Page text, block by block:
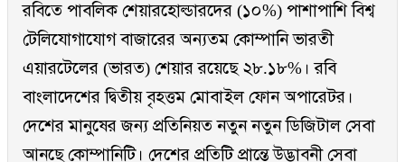
রবিতে পাবলিক শেয়ারহোল্ডারদের (১০%) পাশাপাশি বিশ্ব
টেলিযোগাযোগ বাজারের অন্যতম কোম্পানি ভারতী
এয়ারটেলের (ভারত) শেয়ার রয়েছে ২৮.১৮%। রবি
বাংলাদেশের দ্বিতীয় বৃহত্তম মোবাইল ফোন অপারেটর।
দেশের মানুষের জন্য প্রতিনিয়ত নতুন নতুন ডিজিটাল সেবা
আনছে কোম্পানিটি। দেশের প্রতিটি প্রান্তে উদ্ভাবনী সেবা